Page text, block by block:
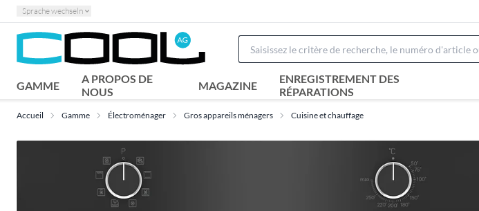
Sprache wechseln
GAMME
A PROPOS DE
NOUS
MAGAZINE
ENREGISTREMENT DES
RÉPARATIONS
Accueil Gamme Électroménager Gros appareils ménagers Cuisine et chauffage